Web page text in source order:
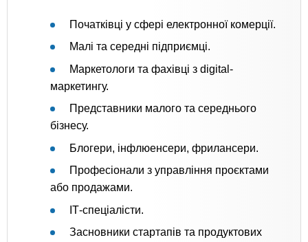
Початківці у сфері електронної комерції.
Малі та середні підприємці.
Маркетологи та фахівці з digital-
маркетингу.
Представники малого та середнього
бізнесу.
Блогери, інфлюенсери, фрилансери.
Професіонали з управління проєктами
або продажами.
ІТ-спеціалісти.
Засновники стартапів та продуктових